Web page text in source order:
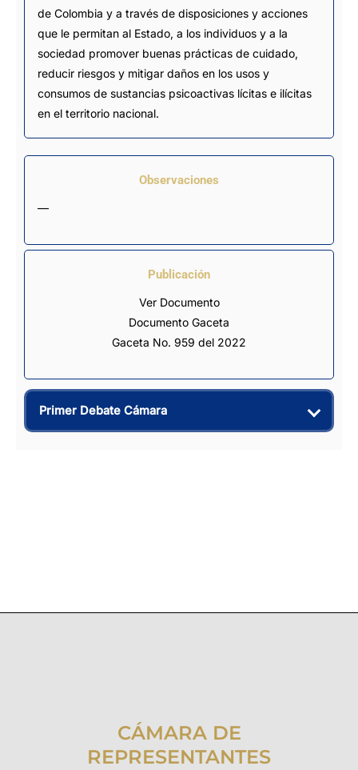
de Colombia y a través de disposiciones y acciones
que le permitan al Estado, a los individuos y a la
sociedad promover buenas prácticas de cuidado,
reducir riesgos y mitigar daños en los usos y
consumos de sustancias psicoactivas lícitas e ilícitas
en el territorio nacional.
Observaciones
—
Publicación
Ver Documento
Documento Gaceta
Gaceta No. 959 del 2022
Primer Debate Cámara
CÁMARA DE
REPRESENTANTES